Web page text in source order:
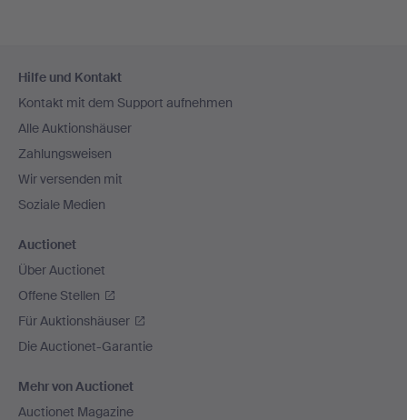
Navigation
Hilfe und Kontakt
Kontakt mit dem Support aufnehmen
Alle Auktionshäuser
Zahlungsweisen
Wir versenden mit
Soziale Medien
Auctionet
Über Auctionet
Offene Stellen
Für Auktionshäuser
Die Auctionet-Garantie
Mehr von Auctionet
Auctionet Magazine